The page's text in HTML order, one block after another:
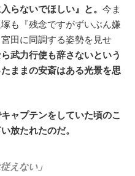
らないでほしい』と。 今ま
も『残念ですがずいぶん嫌
田に同調する姿勢を見せ
武力行使も辞さないという
ままの安斎はある光景を思
ャプテンをしていた頃のこ
放たれたのだ。
えない」